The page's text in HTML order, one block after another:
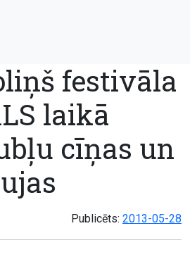
festivāla
laikā
cīņas un
Publicēts: 2013-05-28